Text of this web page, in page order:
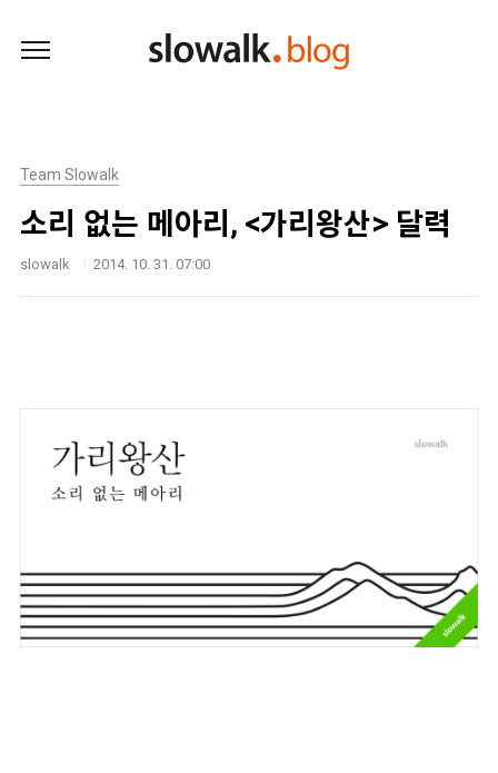
Team Slowalk
소리 없는 메아리, <가리왕산> 달력
slowalk 2014. 10. 31. 07:00